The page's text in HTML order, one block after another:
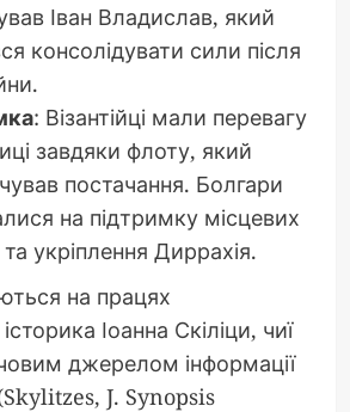
Іван Владислав, який
консолідувати сили після
: Візантійці мали перевагу
завдяки флоту, який
постачання. Болгари
на підтримку місцевих
укріплення Диррахія.
на працях
Іоанна Скіліци, чиї
джерелом інформації
J. Synopsis